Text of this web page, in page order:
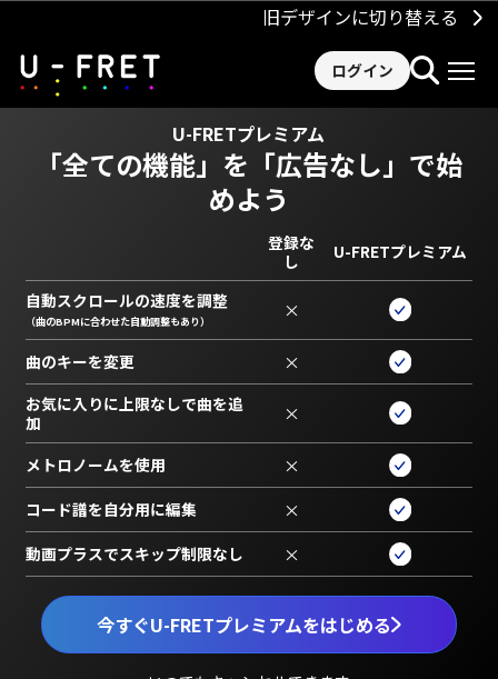
旧デザインに切り替える
ログイン
U-FRETプレミアム
「全ての機能」を 「広告なし」で始
めよう
今すぐU-FRETプレミアムをはじめる
登録な
し
U-FRETプレミアム
自動スクロールの速度を調整
（曲のBPMに合わせた自動調整もあり） ×
曲のキーを変更 ×
お気に入りに上限なしで曲を追
加
×
メトロノームを使用 ×
コード譜を自分用に編集 ×
動画プラスでスキップ制限なし ×